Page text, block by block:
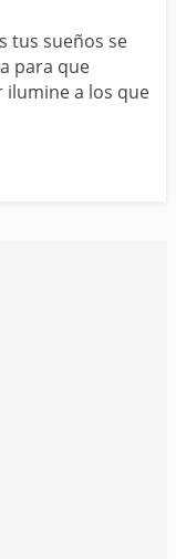
PRIMO
tus sueños se
para que
a los que